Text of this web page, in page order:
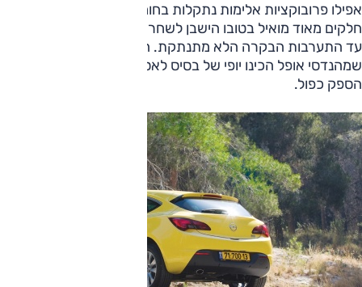
אפילו פרובוקציות אלימות נתקלות בחומה בצורה, ורק על כבישים
חלקים מאוד מואיל בטובו הישבן לשחרר אחיזה לפסיעה חביבה,
עד התערבות הבקרה הלא מתנתקת. השורה התחתונה היא
הספק כפול.